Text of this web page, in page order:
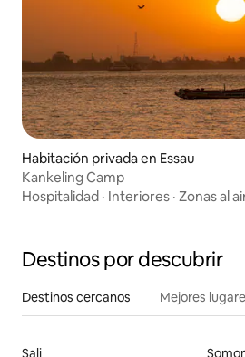
Habitación privada en Essau
Kankeling Camp
Hospitalidad · Interiores · Zonas al
Destinos por descubrir
Destinos cercanos Mejores
Sali